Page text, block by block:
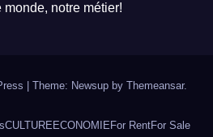
monde, notre métier!
Theme: Newsup by Themeansar.
CULTUREECONOMIEFor RentFor Sale